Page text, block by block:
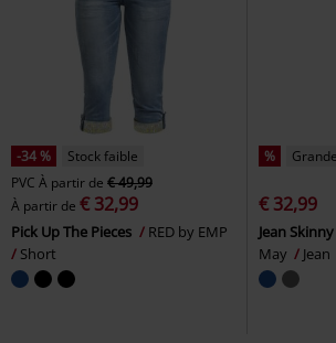
-34 %
Stock faible
PVC À partir de € 49,99
À partir de € 32,99
Pick Up The Pieces
RED by EMP
Short
%
€ 32,99
Jean
May
Jean